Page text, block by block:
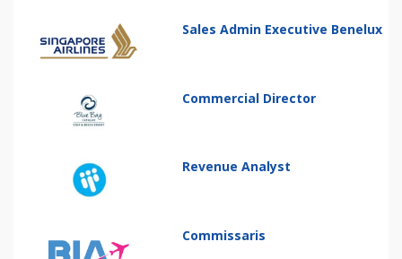
Sales Admin Executive Benelux
Commercial Director
Revenue Analyst
Commissaris